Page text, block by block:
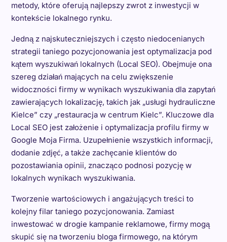
metody, które oferują najlepszy zwrot z inwestycji w
kontekście lokalnego rynku.
Jedną z najskuteczniejszych i często niedocenianych
strategii taniego pozycjonowania jest optymalizacja pod
kątem wyszukiwań lokalnych (Local SEO). Obejmuje ona
szereg działań mających na celu zwiększenie
widoczności firmy w wynikach wyszukiwania dla zapytań
zawierających lokalizację, takich jak „usługi hydrauliczne
Kielce” czy „restauracja w centrum Kielc”. Kluczowe dla
Local SEO jest założenie i optymalizacja profilu firmy w
Google Moja Firma. Uzupełnienie wszystkich informacji,
dodanie zdjęć, a także zachęcanie klientów do
pozostawiania opinii, znacząco podnosi pozycję w
lokalnych wynikach wyszukiwania.
Tworzenie wartościowych i angażujących treści to
kolejny filar taniego pozycjonowania. Zamiast
inwestować w drogie kampanie reklamowe, firmy mogą
skupić się na tworzeniu bloga firmowego, na którym